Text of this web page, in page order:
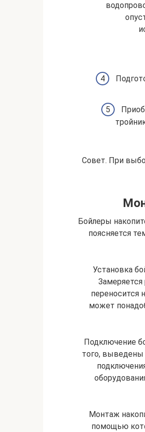
Совет. При
Бойлеры
поясняется
Установка
переносится
может
Подключение
того, выведены
Монтаж
помощью